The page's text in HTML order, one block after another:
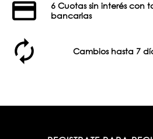
6 Cuotas sin interés con
bancarias
Cambios hasta 7